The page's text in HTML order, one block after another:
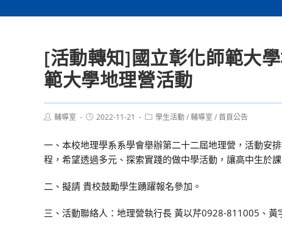
[活動轉知]國立彰化師範大
範大學地理營活動
Post輔導室
Post2022-11-21
Post學生活動/輔導室 /首頁公告
一、本校地理學系系學會舉辦第二十二屆地理營，活動安
程，希望透過多元、探索實踐的做中學活動，讓高中生於
二、擬請 貴校鼓勵學生踴躍報名參加。
三、活動聯絡人：地理營執行長 黃以芹0928-811005、黃